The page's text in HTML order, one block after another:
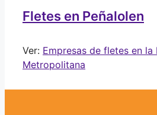
Fletes en Peñalolen
Ver: Empresas de fletes en la
Metropolitana